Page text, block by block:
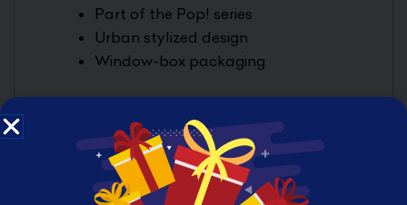
Part of the Pop! series
Urban stylized design
Window-box packaging
Vito Corleone Pop!
ADDITIONAL DETAILS